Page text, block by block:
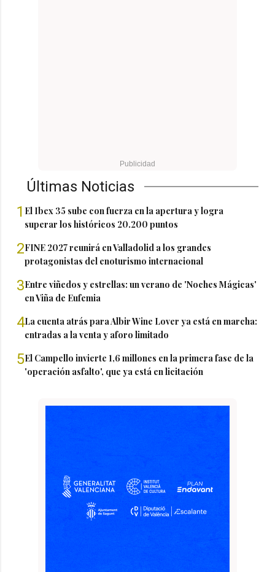
Últimas Noticias
1 El Ibex 35 sube con fuerza en la apertura y logra
superar los históricos 20.200 puntos
2FINE 2027 reunirá en Valladolid a los grandes
protagonistas del enoturismo internacional
3Entre viñedos y estrellas: un verano de 'Noches Mágicas'
en Viña de Eufemia
4La cuenta atrás para Albir Wine Lover ya está en marcha:
entradas a la venta y aforo limitado
5El Campello invierte 1,6 millones en la primera fase de la
'operación asfalto', que ya está en licitación